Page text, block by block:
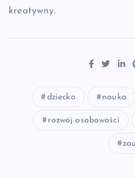
kreatywny.
dziecko nauka
rozwój osobowości